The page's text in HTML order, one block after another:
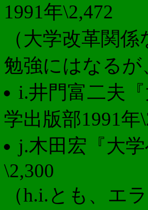
1991年\2,472
（大学改革関
勉強にはなる
i.井門富二夫
学出版部1991年
j.木田宏『大
\2,300
（h.i.とも、エ